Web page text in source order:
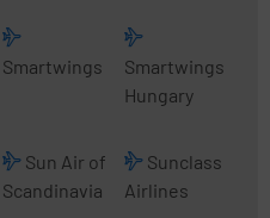
Smartwings
Smartwings
Hungary
Sun Air of
Scandinavia
Sunclass
Airlines